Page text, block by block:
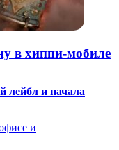
в хиппи-мобиле
лейбл и начала
и